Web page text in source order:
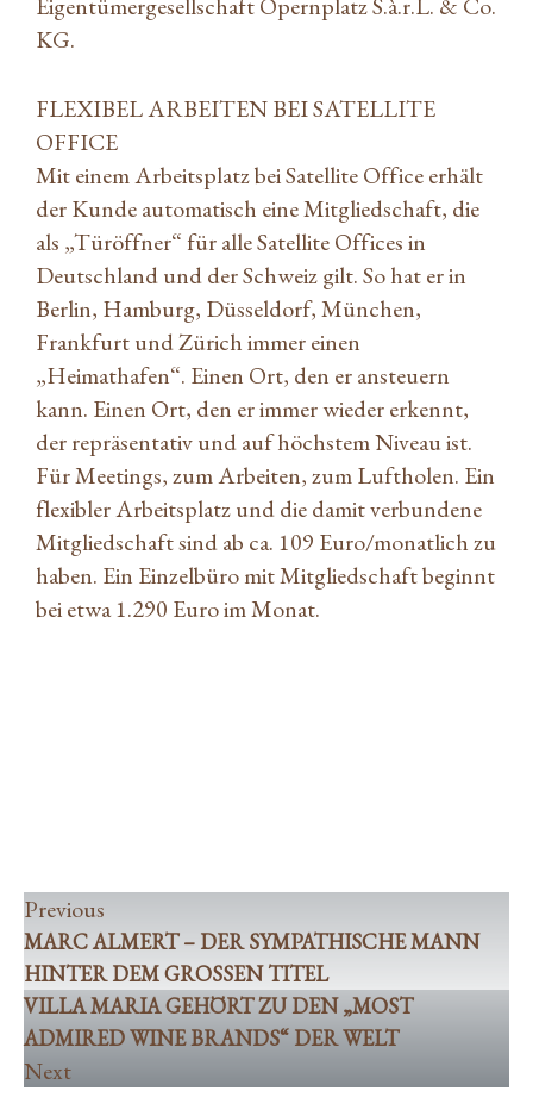
KG.
FLEXIBEL ARBEITEN BEI SATELLITE
OFFICE
Mit einem Arbeitsplatz bei Satellite Office erhält
der Kunde automatisch eine Mitgliedschaft, die
als „Türöffner“ für alle Satellite Offices in
Deutschland und der Schweiz gilt. So hat er in
Berlin, Hamburg, Düsseldorf, München,
Frankfurt und Zürich immer einen
„Heimathafen“. Einen Ort, den er ansteuern
kann. Einen Ort, den er immer wieder erkennt,
der repräsentativ und auf höchstem Niveau ist.
Für Meetings, zum Arbeiten, zum Luftholen. Ein
flexibler Arbeitsplatz und die damit verbundene
Mitgliedschaft sind ab ca. 109 Euro/monatlich zu
haben. Ein Einzelbüro mit Mitgliedschaft beginnt
bei etwa 1.290 Euro im Monat.
Previous
MARC ALMERT – DER SYMPATHISCHE MANN
HINTER DEM GROSSEN TITEL
VILLA MARIA GEHÖRT ZU DEN „MOST
ADMIRED WINE BRANDS“ DER WELT
Next